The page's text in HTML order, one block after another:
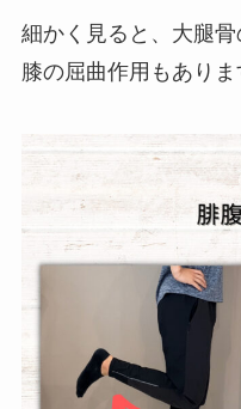
細かく見ると、大腿骨
膝の屈曲作用もありま